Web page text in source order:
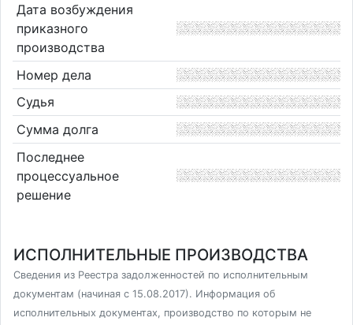
Дата возбуждения
приказного
производства
Номер дела
Судья
Сумма долга
Последнее
процессуальное
решение
ИСПОЛНИТЕЛЬНЫЕ ПРОИЗВОДСТВА
Сведения из Реестра задолженностей по исполнительным
документам (начиная с 15.08.2017). Информация об
исполнительных документах, производство по которым не